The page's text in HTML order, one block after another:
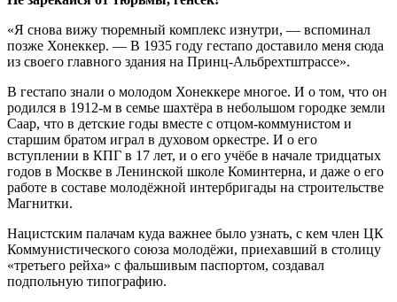
«Я снова вижу тюремный комплекс изнутри, — вспоминал
позже Хонеккер. — В 1935 году гестапо доставило меня сюда
из своего главного здания на Принц-Альбрехтштрассе».
В гестапо знали о молодом Хонеккере многое. И о том, что он
родился в 1912-м в семье шахтёра в небольшом городке земли
Саар, что в детские годы вместе с отцом-коммунистом и
старшим братом играл в духовом оркестре. И о его
вступлении в КПГ в 17 лет, и о его учёбе в начале тридцатых
годов в Москве в Ленинской школе Коминтерна, и даже о его
работе в составе молодёжной интербригады на строительстве
Магнитки.
Нацистским палачам куда важнее было узнать, с кем член ЦК
Коммунистического союза молодёжи, приехавший в столицу
«третьего рейха» с фальшивым паспортом, создавал
подпольную типографию.